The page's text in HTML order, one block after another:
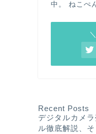
中。 ねこぺ
Recent Posts
デジタルカメ
ル徹底解説、